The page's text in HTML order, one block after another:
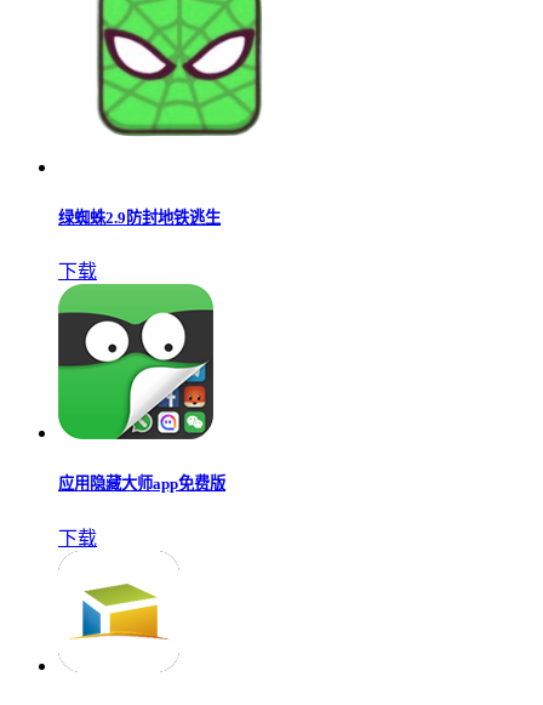
绿蜘蛛2.9防封地铁逃生
下载
应用隐藏大师app免费版
下载